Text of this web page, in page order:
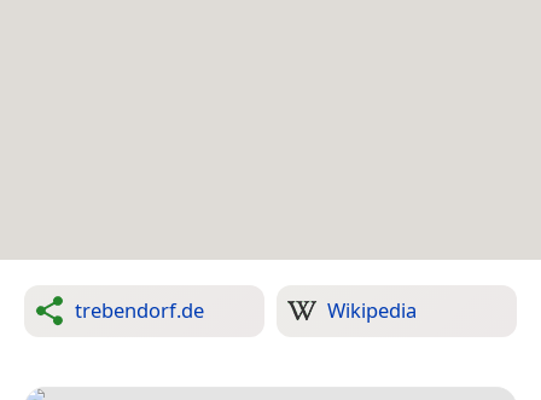
trebendorf.de Wikipedia